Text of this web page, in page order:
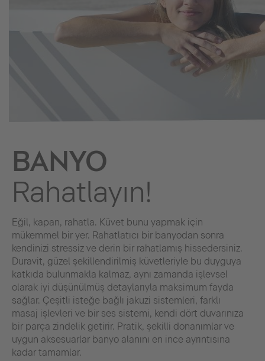
BANYO
Rahatlayın!
Eğil, kapan, rahatla. Küvet bunu yapmak için
mükemmel bir yer. Rahatlatıcı bir banyodan sonra
kendinizi stressiz ve derin bir rahatlamış hissedersiniz.
Duravit, güzel şekillendirilmiş küvetleriyle bu duyguya
katkıda bulunmakla kalmaz, aynı zamanda işlevsel
olarak iyi düşünülmüş detaylarıyla maksimum fayda
sağlar. Çeşitli isteğe bağlı jakuzi sistemleri, farklı
masaj işlevleri ve bir ses sistemi, kendi dört duvarınıza
bir parça zindelik getirir. Pratik, şekilli donanımlar ve
uygun aksesuarlar banyo alanını en ince ayrıntısına
kadar tamamlar.